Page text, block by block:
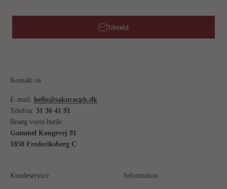
Tilmeld
Kontakt os
E-mail: hello@sakuracph.dk
Telefon: 31 36 41 91
Besøg vores butik:
Gammel Kongevej 91
1850 Frederiksberg C
Kundeservice Information